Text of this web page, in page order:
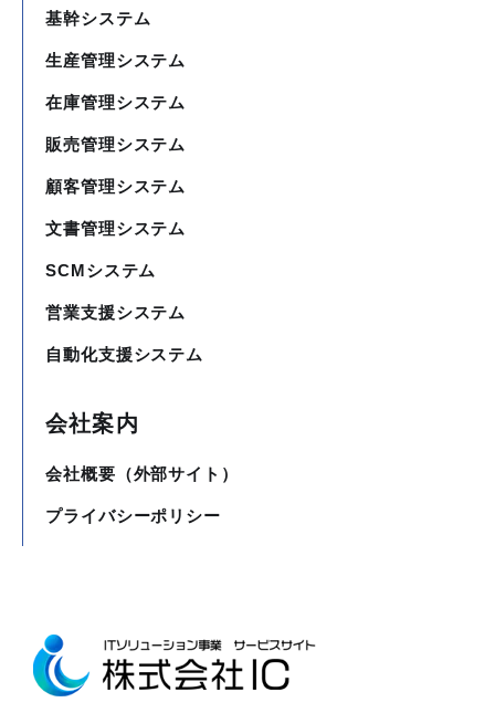
基幹システム
生産管理システム
在庫管理システム
販売管理システム
顧客管理システム
文書管理システム
SCMシステム
営業支援システム
自動化支援システム
会社案内
会社概要（外部サイト）
プライバシーポリシー